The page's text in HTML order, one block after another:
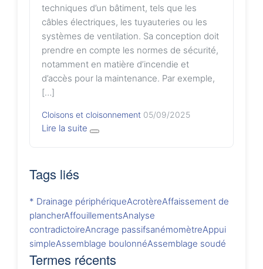
techniques d’un bâtiment, tels que les
câbles électriques, les tuyauteries ou les
systèmes de ventilation. Sa conception doit
prendre en compte les normes de sécurité,
notamment en matière d’incendie et
d’accès pour la maintenance. Par exemple,
[…]
Cloisons et cloisonnement 05/09/2025
Lire la suite
Tags liés
* Drainage périphériqueAcrotèreAffaissement de
plancherAffouillementsAnalyse
contradictoireAncrage passifsanémomètreAppui
simpleAssemblage boulonnéAssemblage soudé
Termes récents